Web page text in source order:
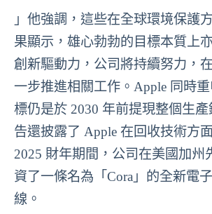
」他強調，這些在全球環境保護
果顯示，雄心勃勃的目標本質上
創新驅動力，公司將持續努力，
一步推進相關工作。Apple 同時
標仍是於 2030 年前提現整個生
告還披露了 Apple 在回收技術方
2025 財年期間，公司在美國加州
資了一條名為「Cora」的全新電
線。